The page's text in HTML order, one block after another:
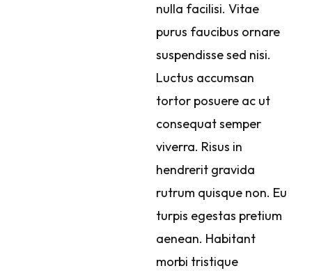
nulla facilisi. Vitae
purus faucibus ornare
suspendisse sed nisi.
Luctus accumsan
tortor posuere ac ut
consequat semper
viverra. Risus in
hendrerit gravida
rutrum quisque non. Eu
turpis egestas pretium
aenean. Habitant
morbi tristique